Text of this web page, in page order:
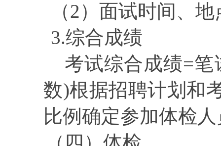
（2）面试时间、
3.综合成绩
考试综合成绩=笔
数)根据招聘计划和
比例确定参加体检